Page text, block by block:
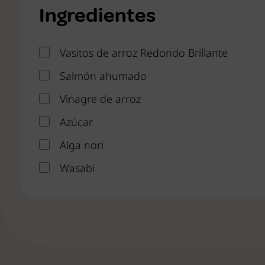
Ingredientes
Vasitos de arroz Redondo Brillante
Salmón ahumado
Vinagre de arroz
Azúcar
Alga nori
Wasabi